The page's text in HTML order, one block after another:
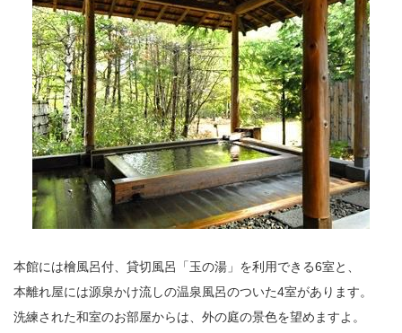
本館には檜風呂付、貸切風呂「玉の湯」を利用できる6室と、
本離れ屋には源泉かけ流しの温泉風呂のついた4室があります。
洗練された和室のお部屋からは、外の庭の景色を望めますよ。